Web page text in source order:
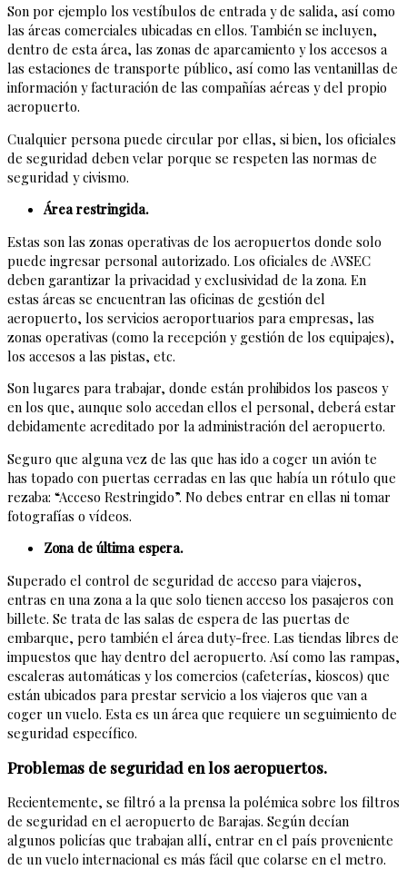
Son por ejemplo los vestíbulos de entrada y de salida, así como
las áreas comerciales ubicadas en ellos. También se incluyen,
dentro de esta área, las zonas de aparcamiento y los accesos a
las estaciones de transporte público, así como las ventanillas de
información y facturación de las compañías aéreas y del propio
aeropuerto.
Cualquier persona puede circular por ellas, si bien, los oficiales
de seguridad deben velar porque se respeten las normas de
seguridad y civismo.
Área restringida.
Estas son las zonas operativas de los aeropuertos donde solo
puede ingresar personal autorizado. Los oficiales de AVSEC
deben garantizar la privacidad y exclusividad de la zona. En
estas áreas se encuentran las oficinas de gestión del
aeropuerto, los servicios aeroportuarios para empresas, las
zonas operativas (como la recepción y gestión de los equipajes),
los accesos a las pistas, etc.
Son lugares para trabajar, donde están prohibidos los paseos y
en los que, aunque solo accedan ellos el personal, deberá estar
debidamente acreditado por la administración del aeropuerto.
Seguro que alguna vez de las que has ido a coger un avión te
has topado con puertas cerradas en las que había un rótulo que
rezaba: “Acceso Restringido”. No debes entrar en ellas ni tomar
fotografías o vídeos.
Zona de última espera.
Superado el control de seguridad de acceso para viajeros,
entras en una zona a la que solo tienen acceso los pasajeros con
billete. Se trata de las salas de espera de las puertas de
embarque, pero también el área duty-free. Las tiendas libres de
impuestos que hay dentro del aeropuerto. Así como las rampas,
escaleras automáticas y los comercios (cafeterías, kioscos) que
están ubicados para prestar servicio a los viajeros que van a
coger un vuelo. Esta es un área que requiere un seguimiento de
seguridad específico.
Problemas de seguridad en los aeropuertos.
Recientemente, se filtró a la prensa la polémica sobre los filtros
de seguridad en el aeropuerto de Barajas. Según decían
algunos policías que trabajan allí, entrar en el país proveniente
de un vuelo internacional es más fácil que colarse en el metro.